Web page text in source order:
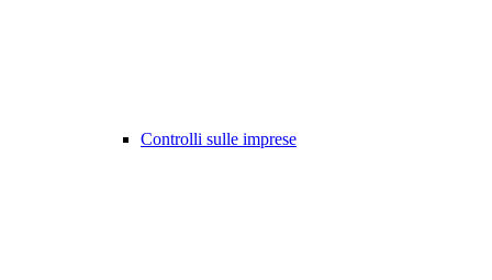
Controlli sulle imprese